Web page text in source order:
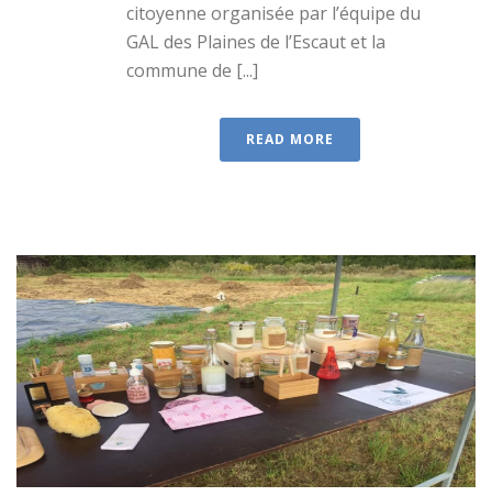
citoyenne organisée par l’équipe du
GAL des Plaines de l’Escaut et la
commune de [...]
READ MORE